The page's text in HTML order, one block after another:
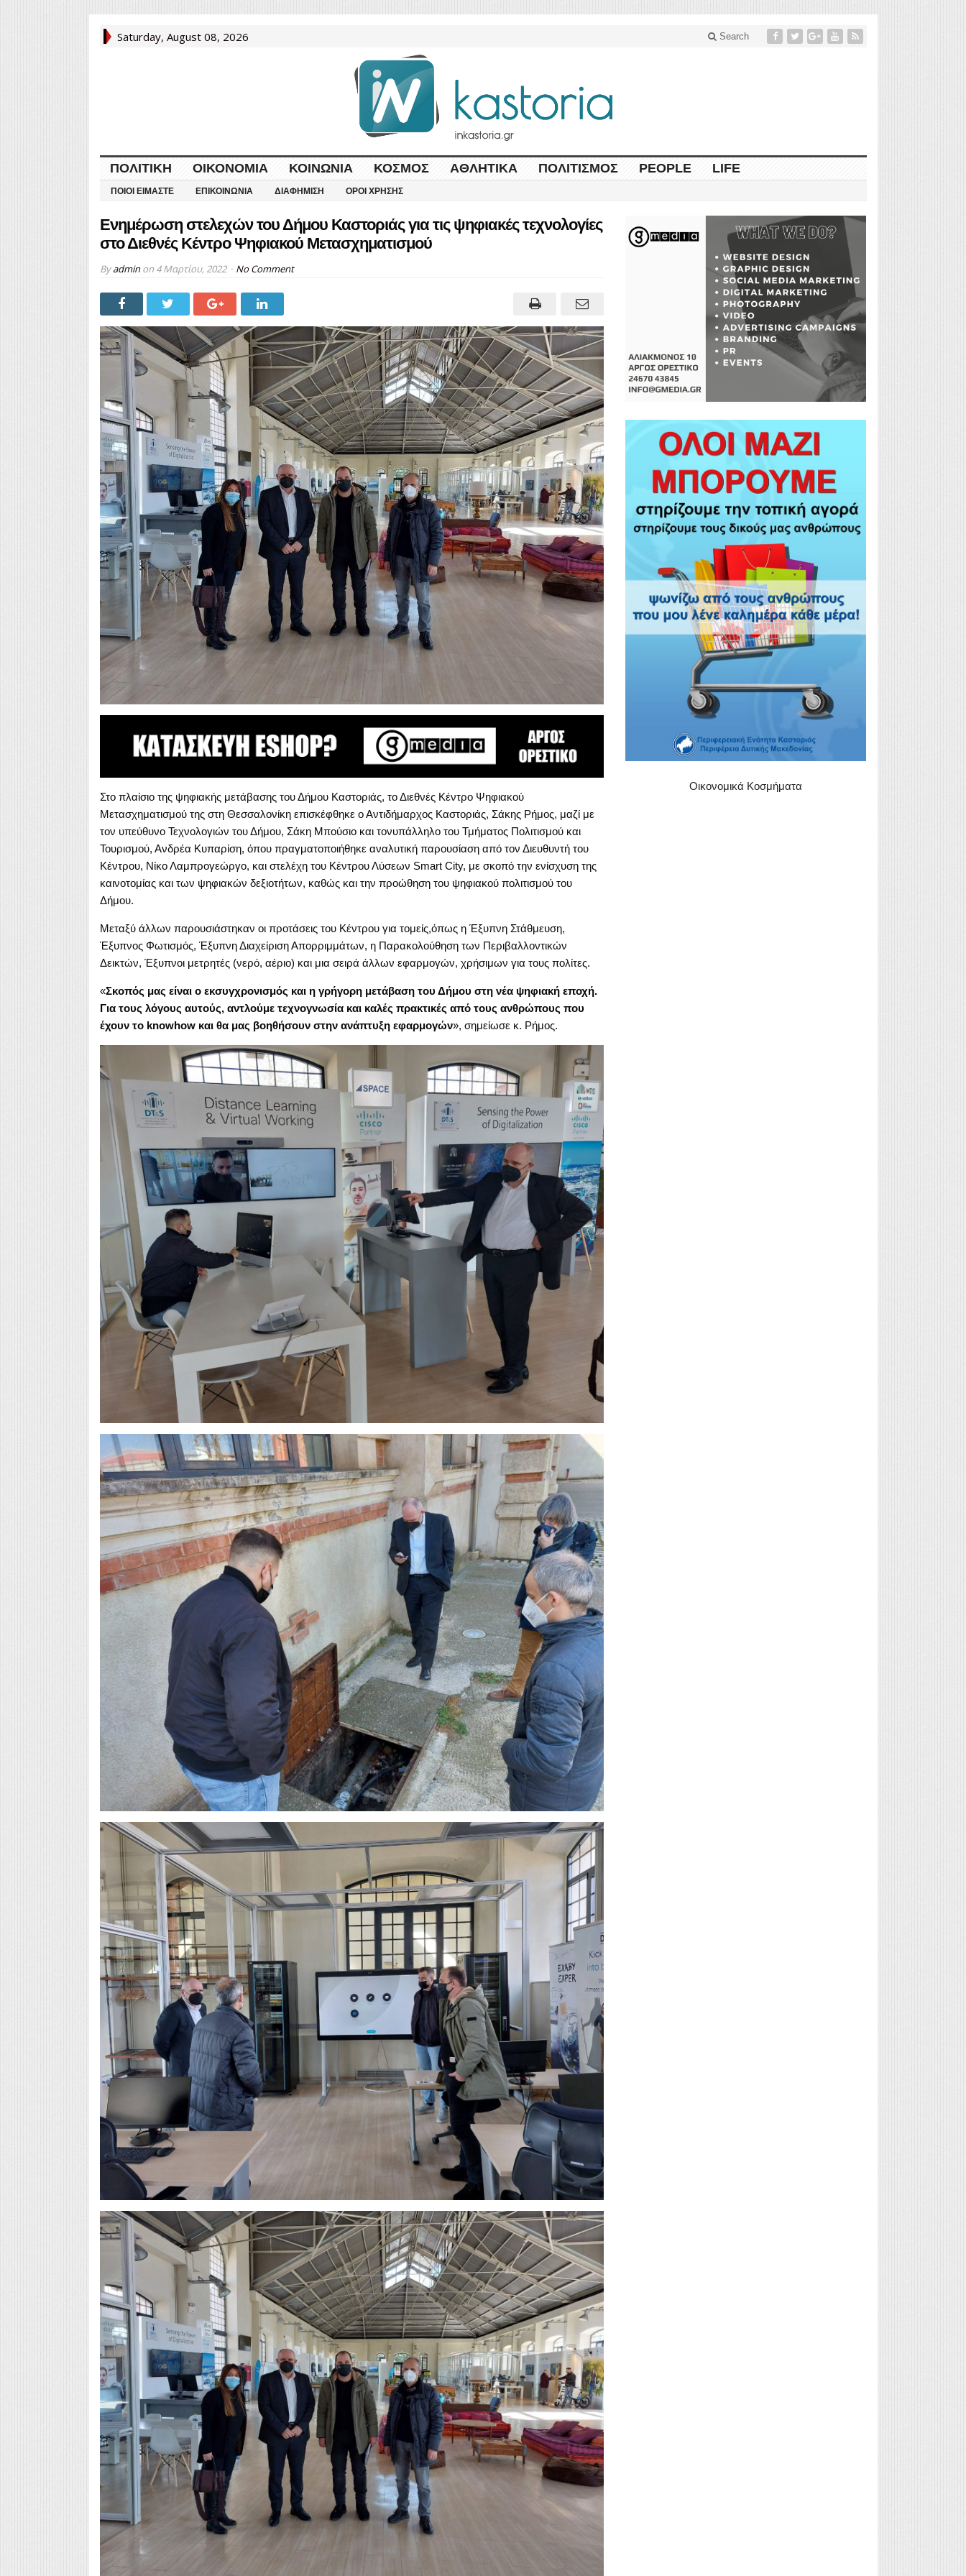
Saturday, August 08, 2026 Search
ΠΟΛΙΤΙΚΉ ΟΙΚΟΝΟΜΊΑ ΚΟΙΝΩΝΊΑ ΚΌΣΜΟΣ ΑΘΛΗΤΙΚΆ ΠΟΛΙΤΙΣΜΌΣ PEOPLE LIFE
ΠΟΙΟΙ ΕΊΜΑΣΤΕ ΕΠΙΚΟΙΝΩΝΊΑ ΔΙΑΦΉΜΙΣΗ ΌΡΟΙ ΧΡΉΣΗΣ
Ενημέρωση στελεχών του Δήμου Καστοριάς για τις ψηφιακές τεχνολογίες
στο Διεθνές Κέντρο Ψηφιακού Μετασχηματισμού
Byadminon 4 Μαρτίου, 2022 No Comment
Στο πλαίσιο της ψηφιακής μετάβασης του Δήμου Καστοριάς, το Διεθνές Κέντρο Ψηφιακού
Μετασχηματισμού της στη Θεσσαλονίκη επισκέφθηκε ο Αντιδήμαρχος Καστοριάς, Σάκης Ρήμος, μαζί με
τον υπεύθυνο Τεχνολογιών του Δήμου, Σάκη Μπούσιο και τονυπάλληλο του Τμήματος Πολιτισμού και
Τουρισμού, Ανδρέα Κυπαρίση, όπου πραγματοποιήθηκε αναλυτική παρουσίαση από τον Διευθυντή του
Κέντρου, Νίκο Λαμπρογεώργο, και στελέχη του Κέντρου Λύσεων Smart City, με σκοπό την ενίσχυση της
καινοτομίας και των ψηφιακών δεξιοτήτων, καθώς και την προώθηση του ψηφιακού πολιτισμού του
Δήμου.
Μεταξύ άλλων παρουσιάστηκαν οι προτάσεις του Κέντρου για τομείς,όπως η Έξυπνη Στάθμευση,
Έξυπνος Φωτισμός, Έξυπνη Διαχείριση Απορριμμάτων, η Παρακολούθηση των Περιβαλλοντικών
Δεικτών, Έξυπνοι μετρητές (νερό, αέριο) και μια σειρά άλλων εφαρμογών, χρήσιμων για τους πολίτες.
«Σκοπός μας είναι ο εκσυγχρονισμός και η γρήγορη μετάβαση του Δήμου στη νέα ψηφιακή εποχή.
Για τους λόγους αυτούς, αντλούμε τεχνογνωσία και καλές πρακτικές από τους ανθρώπους που
έχουν το knowhowκαι θα μας βοηθήσουν στην ανάπτυξη εφαρμογών», σημείωσε κ. Ρήμος.
Οικονομικά Κοσμήματα